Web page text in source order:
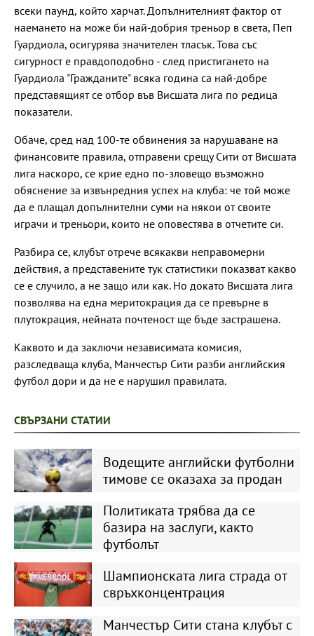
всеки паунд, който харчат. Допълнителният фактор от
наемането на може би най-добрия треньор в света, Пеп
Гуардиола, осигурява значителен тласък. Това със
сигурност е правдоподобно - след пристигането на
Гуардиола "Гражданите" всяка година са най-добре
представящият се отбор във Висшата лига по редица
показатели.
Обаче, сред над 100-те обвинения за нарушаване на
финансовите правила, отправени срещу Сити от Висшата
лига наскоро, се крие едно по-зловещо възможно
обяснение за извънредния успех на клуба: че той може
да е плащал допълнителни суми на някои от своите
играчи и треньори, които не оповестява в отчетите си.
Разбира се, клубът отрече всякакви неправомерни
действия, а представените тук статистики показват какво
се е случило, а не защо или как. Но докато Висшата лига
позволява на една меритокрация да се превърне в
плутокрация, нейната почтеност ще бъде застрашена.
Каквото и да заключи независимата комисия,
разследваща клуба, Манчестър Сити разби английския
футбол дори и да не е нарушил правилата.
СВЪРЗАНИ СТАТИИ
Водещите английски футболни
тимове се оказаха за продан
Политиката трябва да се
базира на заслуги, както
футболът
Шампионската лига страда от
свръхконцентрация
Манчестър Сити стана клубът с